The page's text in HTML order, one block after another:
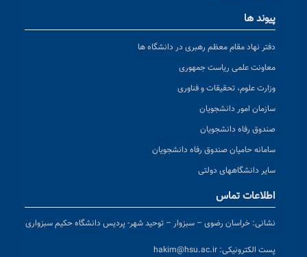
پیوند ها
دفتر نهاد مقام معظم رهبری در دانشگاه ها
معاونت علمی ریاست جمهوری
وزارت علوم، تحقیقات و فناوری
سازمان امور دانشجویان
صندوق رفاه دانشجویان
سامانه حامیان صندوق رفاه دانشجویان
سایر دانشگاههای دولتی
اطلاعات تماس
نشانی: خراسان رضوی – سبزوار – توحید شهر- پردیس دانشگاه حکیم سبزواری
پست الکترونیکی: hakim@hsu.ac.ir